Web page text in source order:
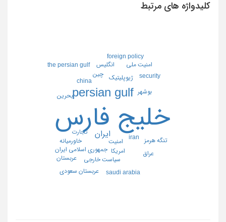
کلیدواژه های مرتبط
خليج فارس
persian gulf
ايران iran
امنيت
امريكا
ژيوپليتيك
جمهوري اسلامي ايران
تجارت
بوشهر
چين
انگليس
سياست خارجي
خاورميانه
بحرين
تنگه هرمز
security
china
امنيت ملي
عراق
foreign policy
saudi arabia
عربستان
the persian gulf
عربستان سعودي